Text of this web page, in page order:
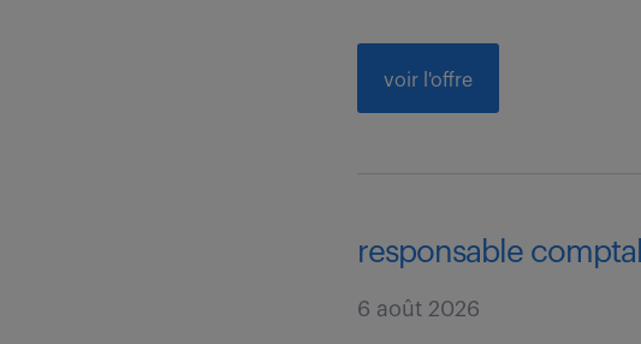
voir l'offre
responsable
6 août 2026